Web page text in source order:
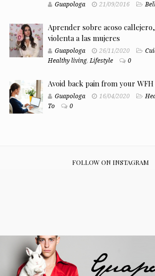
Guapologa 21/09/2016
Aprender sobre acoso
violenta a las mujeres
Guapologa 26/11/2020
Healthy living, Lifestyle 0
Avoid back pain from your
Guapologa 16/04/2020
To
0
FOLLOW ON INSTAGRAM